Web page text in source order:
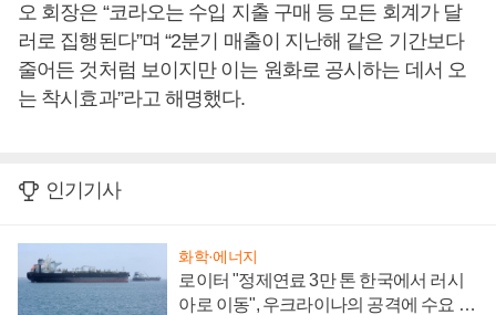
오 회장은 “코라오는 수입 지출 구매 등 모든 회계가 달
러로 집행된다”며 “2분기 매출이 지난해 같은 기간보다
줄어든 것처럼 보이지만 이는 원화로 공시하는 데서 오
는 착시효과”라고 해명했다.
인기기사
화학·에너지
로이터 "정제연료 3만 톤 한국에서 러시
아로 이동", 우크라이나의 공격에 수요 늘